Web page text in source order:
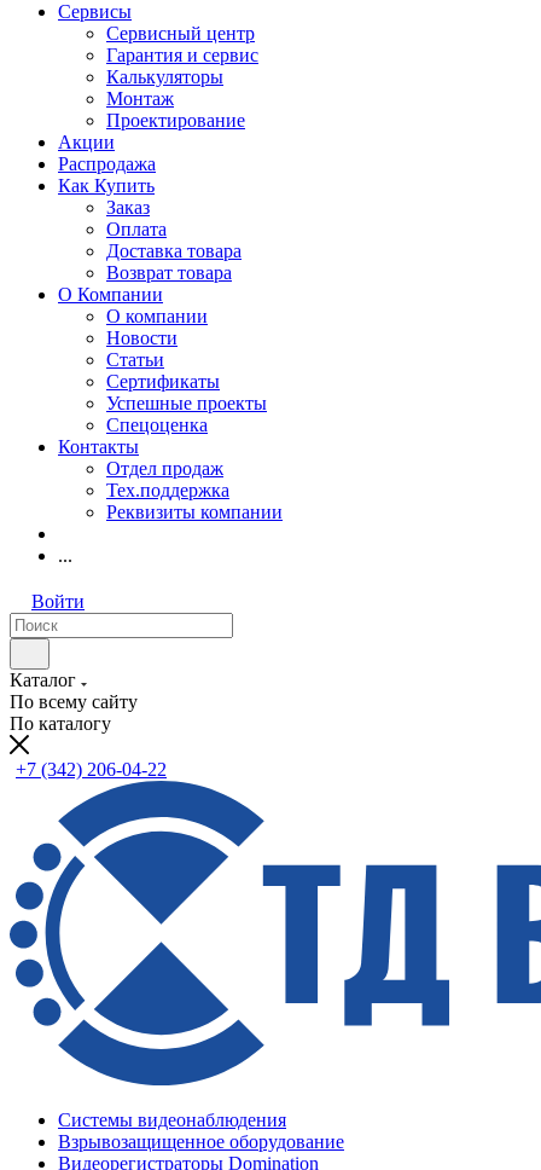
Сервисы
Сервисный центр
Гарантия и сервис
Калькуляторы
Монтаж
Проектирование
Акции
Распродажа
Как Купить
Заказ
Оплата
Доставка товара
Возврат товара
О Компании
О компании
Новости
Статьи
Сертификаты
Успешные проекты
Спецоценка
Контакты
Отдел продаж
Тех.поддержка
Реквизиты компании
...
Войти
Каталог
По всему сайту
По каталогу
+7 (342) 206-04-22
Системы видеонаблюдения
Взрывозащищенное оборудование
Видеорегистраторы Domination